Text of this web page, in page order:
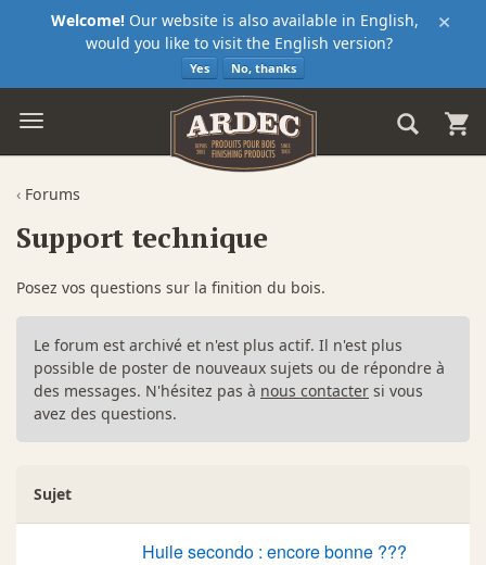
×
Welcome! Our website is also available in English,
would you like to visit the English version?
Yes No, thanks
‹ Forums
Support technique
Posez vos questions sur la finition du bois.
Le forum est archivé et n'est plus actif. Il n'est plus
possible de poster de nouveaux sujets ou de répondre à
des messages. N'hésitez pas à nous contacter si vous
avez des questions.
Sujet
Huile secondo : encore bonne ???